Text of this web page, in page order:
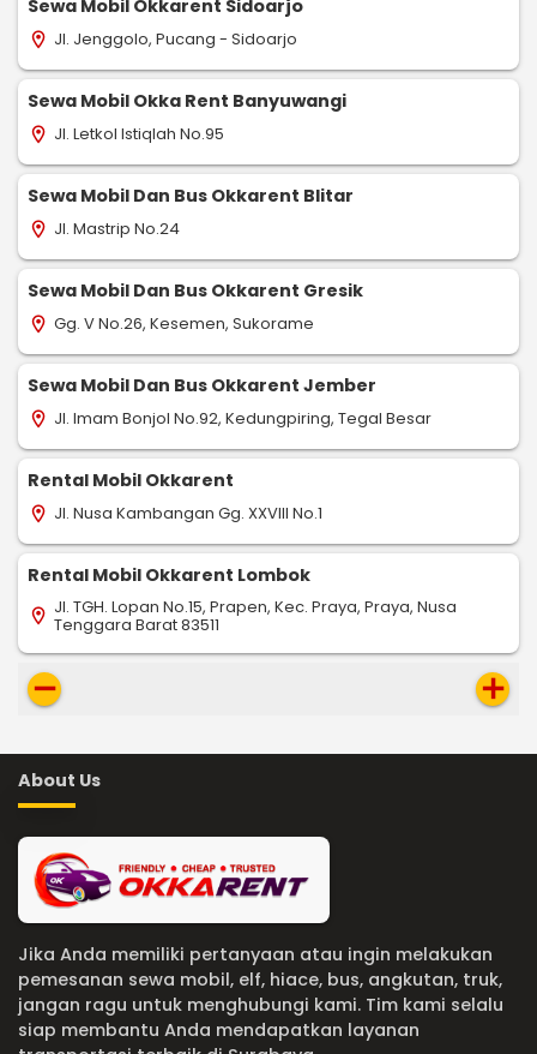
Sewa Mobil Okkarent Sidoarjo
location_on Jl. Jenggolo, Pucang - Sidoarjo
Sewa Mobil Okka Rent Banyuwangi
location_on Jl. Letkol Istiqlah No.95
Sewa Mobil Dan Bus Okkarent Blitar
location_on Jl. Mastrip No.24
Sewa Mobil Dan Bus Okkarent Gresik
location_on Gg. V No.26, Kesemen, Sukorame
Sewa Mobil Dan Bus Okkarent Jember
location_on Jl. Imam Bonjol No.92, Kedungpiring, Tegal Besar
Rental Mobil Okkarent
location_on Jl. Nusa Kambangan Gg. XXVIII No.1
Rental Mobil Okkarent Lombok
location_on Jl. TGH. Lopan No.15, Prapen, Kec. Praya, Praya, Nusa
Tenggara Barat 83511
remove add
About Us
Jika Anda memiliki pertanyaan atau ingin melakukan
pemesanan sewa mobil, elf, hiace, bus, angkutan, truk,
jangan ragu untuk menghubungi kami. Tim kami selalu
siap membantu Anda mendapatkan layanan